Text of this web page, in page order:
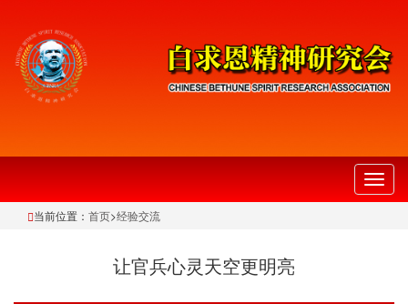
切
换
当前位置： 首页>经验交流
让官兵心灵天空更明亮